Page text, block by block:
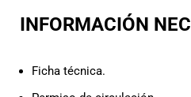
INFORMACIÓN
Ficha técnica.